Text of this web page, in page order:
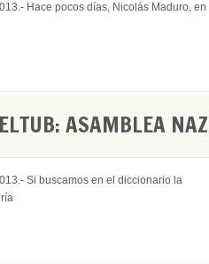
Hace pocos días, Nicolás Maduro, en
ASAMBLEA
Si buscamos en el diccionario la